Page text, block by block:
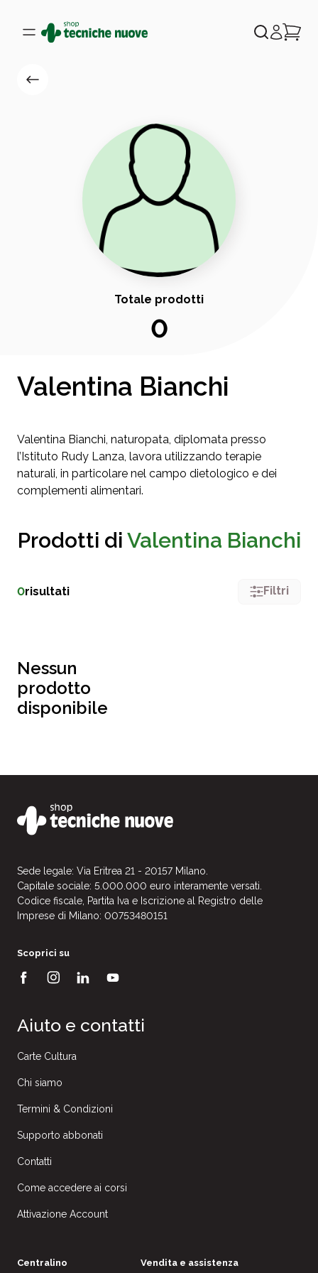
Totale prodotti
0
Valentina Bianchi
Valentina Bianchi, naturopata, diplomata presso
l’Istituto Rudy Lanza, lavora utilizzando terapie
naturali, in particolare nel campo dietologico e dei
complementi alimentari.
Prodotti di Valentina Bianchi
0risultati Filtri
Nessun
prodotto
disponibile
Sede legale: Via Eritrea 21 - 20157 Milano.
Capitale sociale: 5.000.000 euro interamente versati.
Codice fiscale, Partita Iva e Iscrizione al Registro delle
Imprese di Milano: 00753480151
Scoprici su
Aiuto e contatti
Carte Cultura
Chi siamo
Termini & Condizioni
Supporto abbonati
Contatti
Come accedere ai corsi
Attivazione Account
Centralino Vendita e assistenza